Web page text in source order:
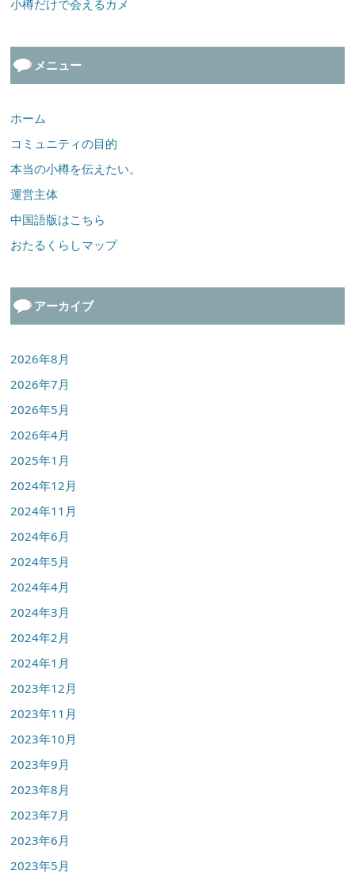
小樽だけで会えるカメ
メニュー
ホーム
コミュニティの目的
本当の小樽を伝えたい。
運営主体
中国語版はこちら
おたるくらしマップ
アーカイブ
2026年8月
2026年7月
2026年5月
2026年4月
2025年1月
2024年12月
2024年11月
2024年6月
2024年5月
2024年4月
2024年3月
2024年2月
2024年1月
2023年12月
2023年11月
2023年10月
2023年9月
2023年8月
2023年7月
2023年6月
2023年5月